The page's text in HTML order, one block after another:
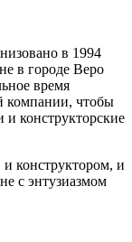
в 1994
в городе Веро
время
компании, чтобы
и конструкторские
конструктором, и
с энтузиазмом